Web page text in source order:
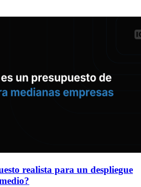
realista para un despliegue